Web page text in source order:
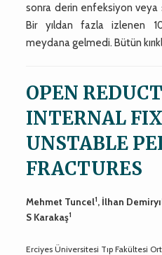
sonra derin enfeksiyon veya
Bir yıldan fazla izlenen
meydana gelmedi. Bütün
OPEN
INTERNAL
UNSTABLE
FRACTURES
Mehmet Tuncel1, İlhan
S Karakaş1
Erciyes Üniversitesi Tıp Fakültesi